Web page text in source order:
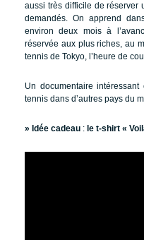
aussi très difficile de réserver
demandés. On apprend
environ deux mois à
réservée aux plus riches, au
tennis de Tokyo, l’heure de
Un documentaire
tennis dans d’autres pays du
» Idée cadeau : le t-shirt «